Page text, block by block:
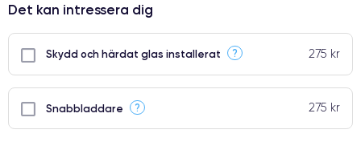
Det kan intressera dig
Skydd och härdat glas installerat ? 275 kr
Snabbladdare ? 275 kr